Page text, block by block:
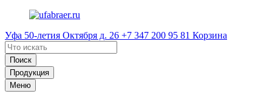
Уфа 50-летия Октября д. 26 +7 347 200 95 81 Корзина
Поиск
Продукция
Меню